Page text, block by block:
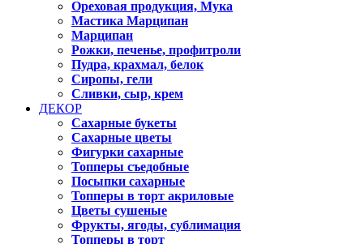
Ореховая продукция, Мука
Мастика Марципан
Марципан
Рожки, печенье, профитроли
Пудра, крахмал, белок
Сиропы, гели
Сливки, сыр, крем
ДЕКОР
Сахарные букеты
Сахарные цветы
Фигурки сахарные
Топперы съедобные
Посыпки сахарные
Топперы в торт акриловые
Цветы сушеные
Фрукты, ягоды, сублимация
Топперы в торт